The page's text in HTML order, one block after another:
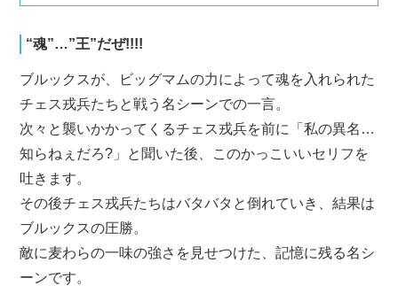
“魂”…”王”だぜ!!!!
ブルックスが、ビッグマムの力によって魂を入れられた
チェス戎兵たちと戦う名シーンでの一言。
次々と襲いかかってくるチェス戎兵を前に「私の異名…
知らねぇだろ?」と聞いた後、このかっこいいセリフを
吐きます。
その後チェス戎兵たちはバタバタと倒れていき、結果は
ブルックスの圧勝。
敵に麦わらの一味の強さを見せつけた、記憶に残る名シ
ーンです。